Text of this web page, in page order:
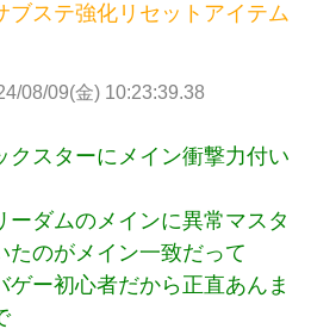
ブステ強化リセットアイテム
08/09(金) 10:23:39.38
クスターにメイン衝撃力付い
ーダムのメインに異常マスタ
たのがメイン一致だって
ゲー初心者だから正直あんま